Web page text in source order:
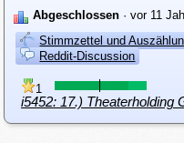
Abgeschlossen · vor 11
Stimmzettel und
Reddit-Discussion
1